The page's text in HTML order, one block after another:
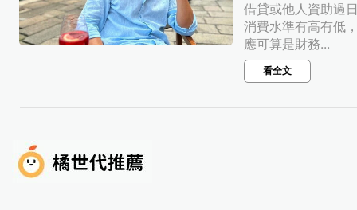
借貸或他人資助過
消費水準有高有低
應可算是財務...
看全文